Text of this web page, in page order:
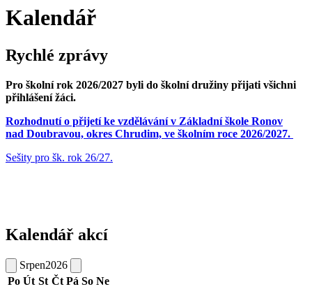
Kalendář
Rychlé zprávy
Pro školní rok 2026/2027 byli do školní družiny přijati všichni
přihlášení žáci.
Rozhodnutí o přijetí ke vzdělávání v Základní škole Ronov
nad Doubravou, okres Chrudim, ve školním roce 2026/2027.
Sešity pro šk. rok 26/27.
Kalendář akcí
Srpen2026
Po Út St Čt Pá So Ne